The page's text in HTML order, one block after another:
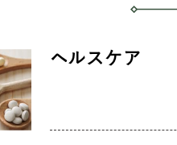
ヘルスケア